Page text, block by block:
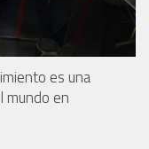
es una
mundo en